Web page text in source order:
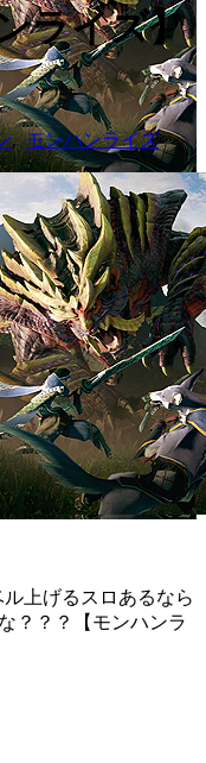
ライズ】
,モンハンライズ
ル上げるスロあるなら
？？？【モンハンラ